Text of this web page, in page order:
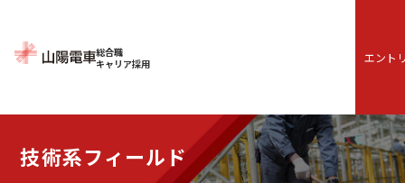
総合職
キャリア採用
エント
技術系フィールド